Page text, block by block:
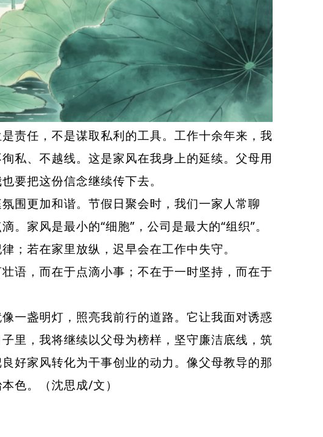
任，不是谋取私利的工具。工作十余年来，我
私、不越线。这是家风在我身上的延续。父母用
要把这份信念继续传下去。
更加和谐。节假日聚会时，我们一家人常聊
家风是最小的“细胞”，公司是最大的“组织”。
；若在家里放纵，迟早会在工作中失守。
，而在于点滴小事；不在于一时坚持，而在于
盏明灯，照亮我前行的道路。它让我面对诱惑
里，我将继续以父母为榜样，坚守廉洁底线，筑
好家风转化为干事创业的动力。像父母教导的那
色。（沈思成/文）